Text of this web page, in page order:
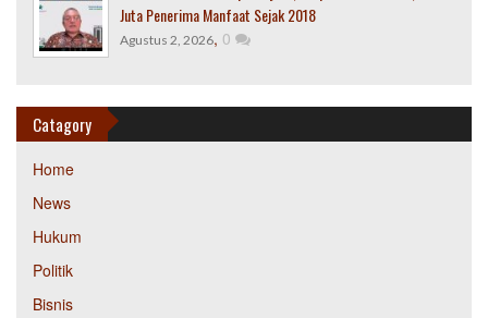
Juta Penerima Manfaat Sejak 2018
Agustus 2, 2026, 0
Catagory
Home
News
Hukum
Politik
Bisnis